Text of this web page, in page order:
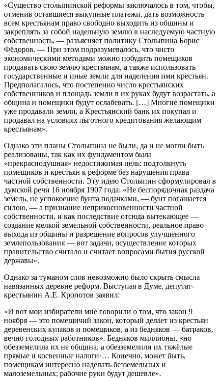
«Существо столыпинской реформы заключалось в том, чтобы,
отменив оставшиеся выкупные платежи, дать возможность
всем крестьянам право свободно выходить из общины и
закреплять за собой надельную землю в наследуемую частную
собственность, — разъясняет политику Столыпина Борис
Фёдоров. — При этом подразумевалось, что чисто
экономическими методами можно побудить помещиков
продавать свою землю крестьянам, а также использовать
государственные и иные земли для наделения ими крестьян.
Предполагалось, что постепенно число крестьянских
собственников и площадь земли в их руках будут возрастать, а
община и помещики будут ослабевать. […] Многие помещики
уже продавали земли, а Крестьянский банк их покупал и
продавал на условиях льготного кредитования желающим
крестьянам».
Однако эти планы Столыпина не были, да и не могли быть
реализованы, так как их фундаментом была
«прекраснодушная» недостижимая цель: подтолкнуть
помещиков и крестьян к реформе без нарушения права
частной собственности. Эту идею Столыпин сформулировал в
думской речи 16 ноября 1907 года: «Не беспорядочная раздача
земель, не успокоение бунта подачками, — бунт погашается
силою, — а признание неприкосновенности частной
собственности, и как последствие отсюда вытекающее —
создание мелкой земельной собственности, реальное право
выхода из общины и разрешение вопросов улучшенного
землепользования — вот задачи, осуществление которых
правительство считало и считает вопросами бытия русской
державы».
Однако за туманом слов невозможно было скрыть смысла
навязанных деревне реформ. Выступая в Думе, депутат-
крестьянин А.Е. Кропотов заявил:
«И вот мои избиратели мне говорили о том, что закон 9
ноября — это помещичий закон, который делает из крестьян
деревенских кулаков и помещиков, а из бедняков — батраков,
вечно голодных работников». Бедняков миллионы, «но
обезземелила их не община, а обезземелили их тяжёлые
прямые и косвенные налоги·… Конечно, может быть,
помещикам интересно наделать безземельных и
малоземельных; рабочие руки будут дешевле».